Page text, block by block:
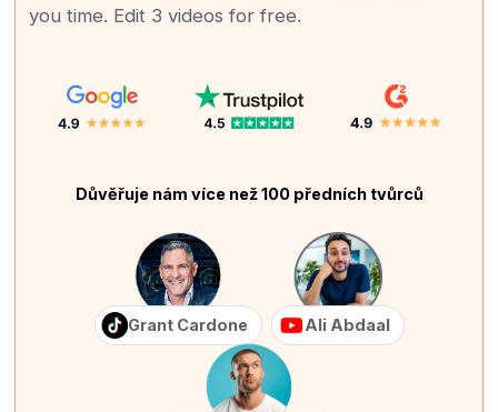
you time. Edit 3 videos for free.
Důvěřuje nám více než 100 předních tvůrců
Grant Cardone Ali Abdaal